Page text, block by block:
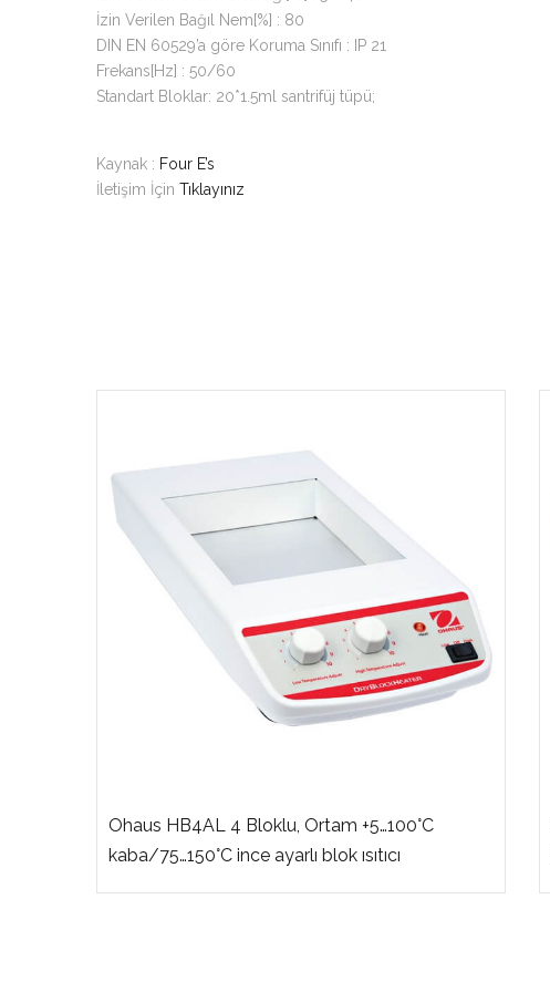
İzin Verilen Bağıl Nem[%] : 80
DIN EN 60529’a göre Koruma Sınıfı : IP 21
Frekans[Hz] : 50/60
Standart Bloklar: 20*1.5ml santrifüj tüpü;
Kaynak : Four E’s
İletişim İçin Tıklayınız
Ohaus HB4AL 4 Bloklu, Ortam +5…100°C
kaba/75…150°C ince ayarlı blok ısıtıcı